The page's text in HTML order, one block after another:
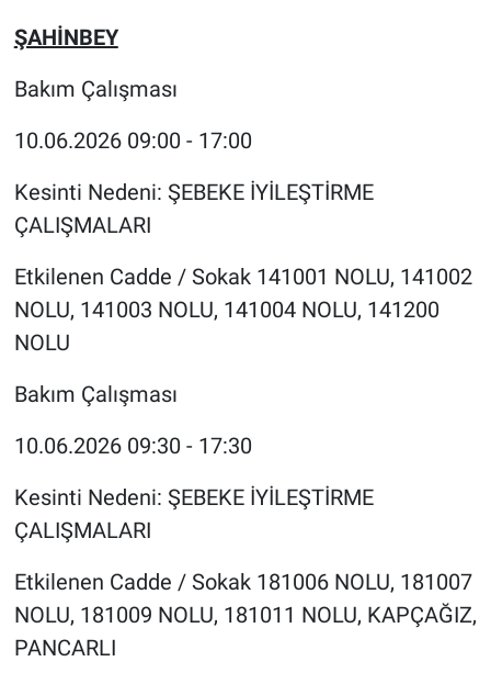
ŞAHİNBEY
Bakım Çalışması
10.06.2026 09:00 - 17:00
Kesinti Nedeni: ŞEBEKE İYİLEŞTİRME
ÇALIŞMALARI
Etkilenen Cadde / Sokak 141001 NOLU, 141002
NOLU, 141003 NOLU, 141004 NOLU, 141200
NOLU
Bakım Çalışması
10.06.2026 09:30 - 17:30
Kesinti Nedeni: ŞEBEKE İYİLEŞTİRME
ÇALIŞMALARI
Etkilenen Cadde / Sokak 181006 NOLU, 181007
NOLU, 181009 NOLU, 181011 NOLU, KAPÇAĞIZ,
PANCARLI